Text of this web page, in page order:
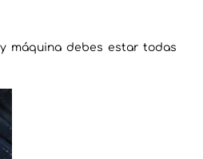
máquina debes estar todas